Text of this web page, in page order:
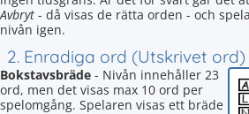
Avbryt - då visas de rätta orden - och
nivån igen.
2. Enradiga ord (Utskrivet ord)
Bokstavsbräde - Nivån innehåller 23
ord, men det visas max 10 ord per
spelomgång. Spelaren visas ett bräde